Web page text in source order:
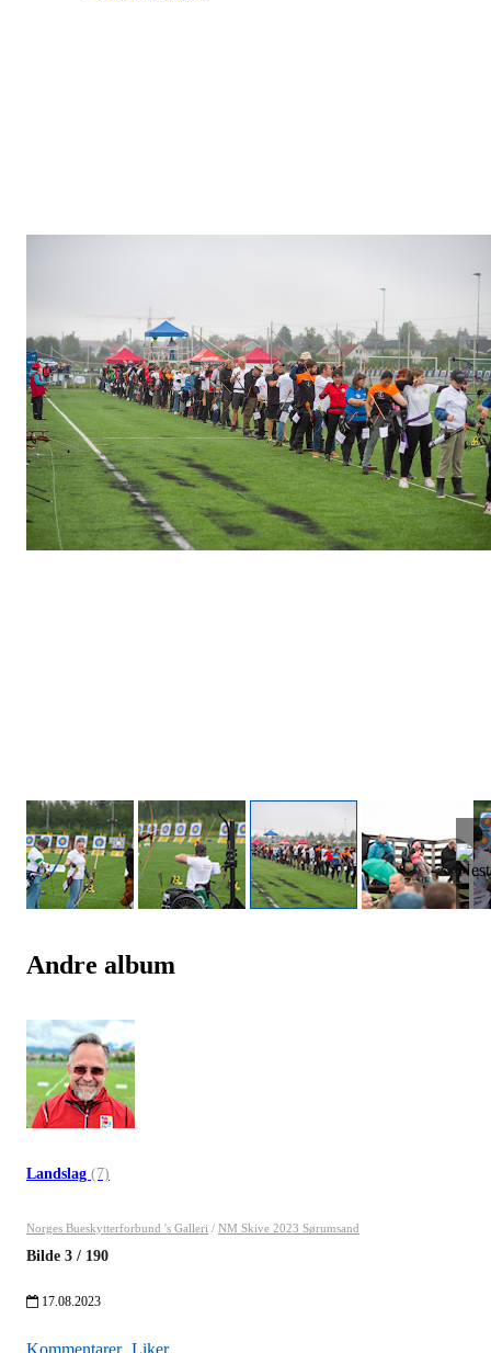
Andre album
Landslag (7)
Norges Bueskytterforbund 's Galleri / NM Skive 2023 Sørumsand
Bilde 3 / 190
17.08.2023
Kommentarer Liker